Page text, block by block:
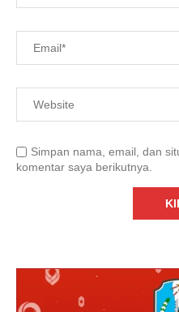
Simpan nama, email, dan
komentar saya berikutnya.